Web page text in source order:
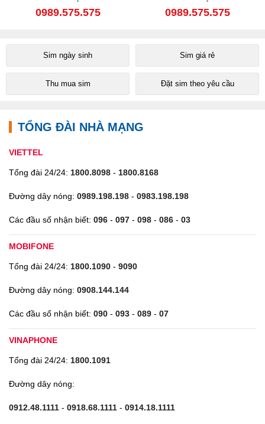
0989.575.575 0989.575.575
Sim ngày sinh Sim giá rẻ
Thu mua sim Đặt sim theo yêu cầu
TỔNG ĐÀI NHÀ MẠNG
VIETTEL
Tổng đài 24/24: 1800.8098 - 1800.8168
Đường dây nóng: 0989.198.198 - 0983.198.198
Các đầu số nhận biết: 096 - 097 - 098 - 086 - 03
MOBIFONE
Tổng đài 24/24: 1800.1090 - 9090
Đường dây nóng: 0908.144.144
Các đầu số nhận biết: 090 - 093 - 089 - 07
VINAPHONE
Tổng đài 24/24: 1800.1091
Đường dây nóng:
0912.48.1111 - 0918.68.1111 - 0914.18.1111